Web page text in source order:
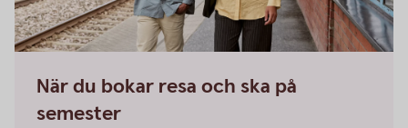
När du bokar resa och ska på
semester